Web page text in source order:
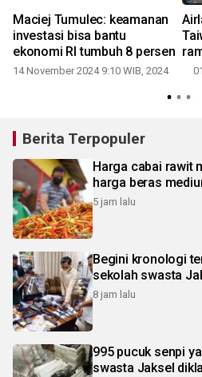
Maciej Tumulec: keamanan
investasi bisa bantu
ekonomi RI tumbuh 8 persen
14 November 2024 9:10 WIB, 2024
Berita Terpopuler
Harga cabai rawit
harga beras
5 jam lalu
Begini kronologi
sekolah swasta
8 jam lalu
995 pucuk senpi
swasta Jaksel